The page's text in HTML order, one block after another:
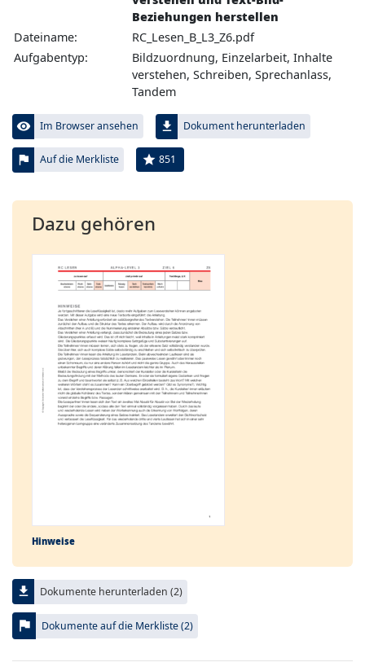
Beziehungen herstellen
Dateiname:
RC_Lesen_B_L3_Z6.pdf
Aufgabentyp:
Bildzuordnung, Einzelarbeit, Inhalte
verstehen, Schreiben, Sprechanlass,
Tandem
visibility Im Browser ansehen file_download Dokument herunterladen
flag Auf die Merkliste star 851
Dazu gehören
Hinweise
file_download Dokumente herunterladen (2)
flag Dokumente auf die Merkliste (2)